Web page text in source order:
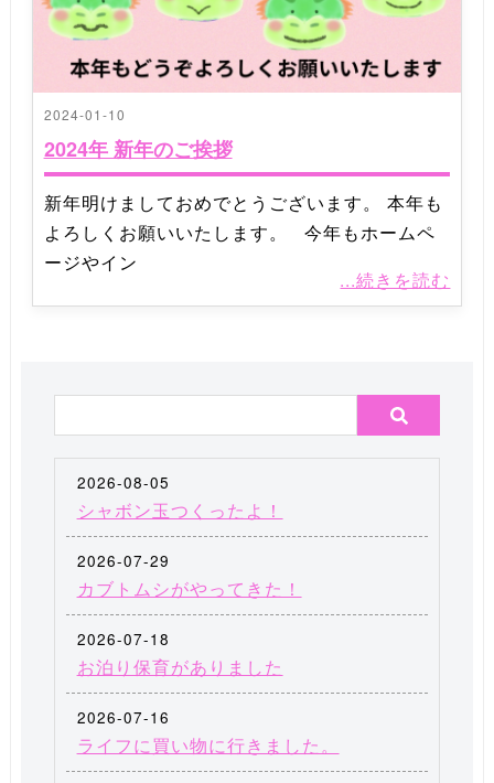
2024-01-10
2024年 新年のご挨拶
新年明けましておめでとうございます。 本年も
よろしくお願いいたします。 今年もホームペ
ージやイン
...続きを読む
2026-08-05
シャボン玉つくったよ！
2026-07-29
カブトムシがやってきた！
2026-07-18
お泊り保育がありました
2026-07-16
ライフに買い物に行きました。